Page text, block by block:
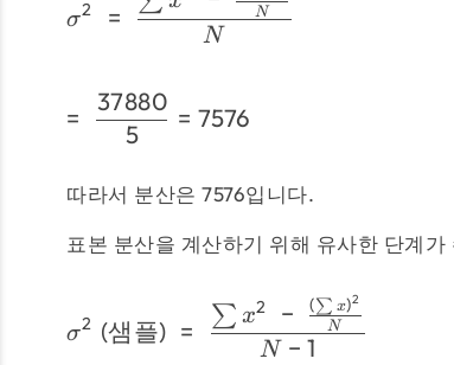
σ2 =
N
N
=
5
37880
= 7576
따라서 분산은 7576입니다.
표본 분산을 계산하기 위해 유사한 단계
σ2 (샘플) =
N − 1
∑ x2 − N
(∑ x)2